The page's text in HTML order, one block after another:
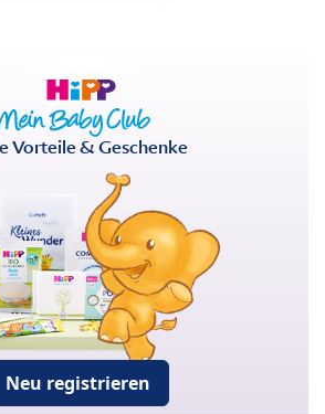
Vorteile & Geschenke
Neu registrieren